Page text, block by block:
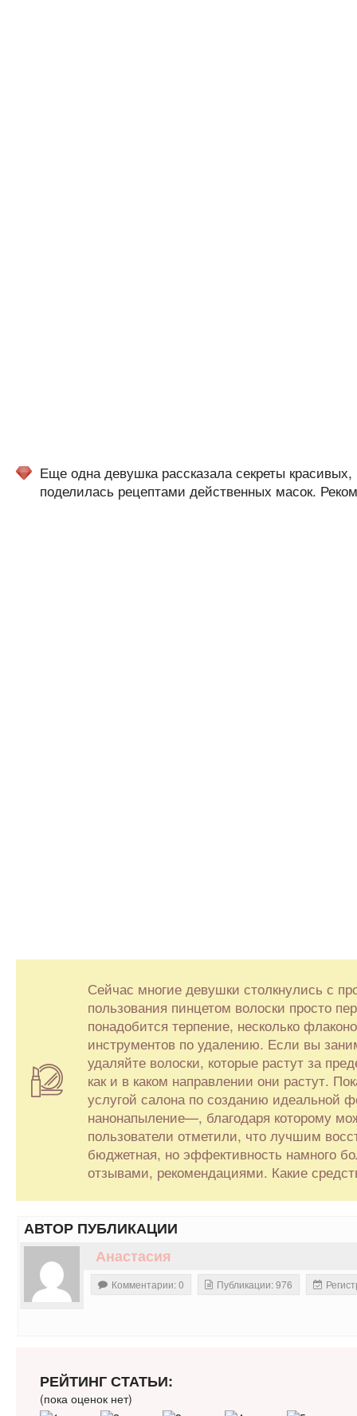
Еще одна девушка рассказала секреты
поделилась рецептами действенных масок.
Сейчас многие девушки столкнулись с
пользования пинцетом волоски просто
понадобится терпение, несколько
инструментов по удалению. Если вы
удаляйте волоски, которые растут за
как и в каком направлении они растут.
услугой салона по созданию
нанонапыление—, благодаря которому
пользователи отметили, что лучшим
бюджетная, но эффективность намного
отзывами, рекомендациями. Какие
АВТОР ПУБЛИКАЦИИ
Анастасия
Комментарии: 0 Публикации: 976
РЕЙТИНГ СТАТЬИ:
(пока оценок нет)